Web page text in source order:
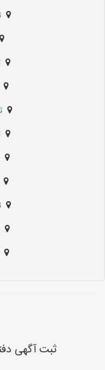
ثبت آگهی